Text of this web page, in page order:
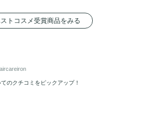
トコスメ受賞商品をみる
のクチコミをピックアップ！